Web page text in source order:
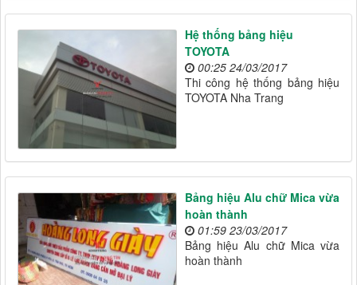
Hệ thống bảng hiệu
TOYOTA
00:25 24/03/2017
Thi công hệ thống bảng hiệu
TOYOTA Nha Trang
Bảng hiệu Alu chữ Mica vừa
hoàn thành
01:59 23/03/2017
Bảng hiệu Alu chữ Mica vừa
hoàn thành